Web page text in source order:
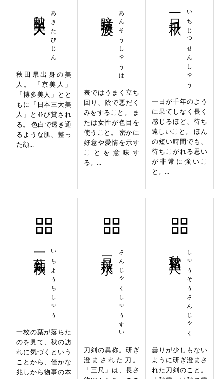
あきたびじん
秋田県出身の美
人。 「京美人」
「博多美人」とと
もに「日本三大美
人」と並び賞され
る。 色白で透き通
るような肌、整っ
た顔...
あんそうしゅうは
表ではうまく立ち
回り、陰で悪だく
みをすること。 ま
たは女性が色目を
使うこと。 密かに
好意や愛情を示す
ことを意味す
る。...
いちじつせんしゅう
一日千秋
一日が千年のよう
に果てしなく長く
感じるほど、待ち
遠しいこと。 ほん
の短い時間でも、
待ちこがれる思い
が非常に強いこ
と。...
いちようちしゅう
一葉知秋
一枚の葉が落ちた
のを見て、秋の訪
れに気づくという
ことから、僅かな
兆しから物事の本
さんじゃくしゅうすい
刀剣の異称。研ぎ
澄まされた刀。
「三尺」は、長さ
しゅうそうさんじゃく
曇りが少しもない
ように研ぎ澄まさ
れた刀剣のこと。